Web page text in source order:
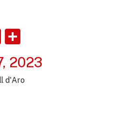
Email
2023
d'Aro